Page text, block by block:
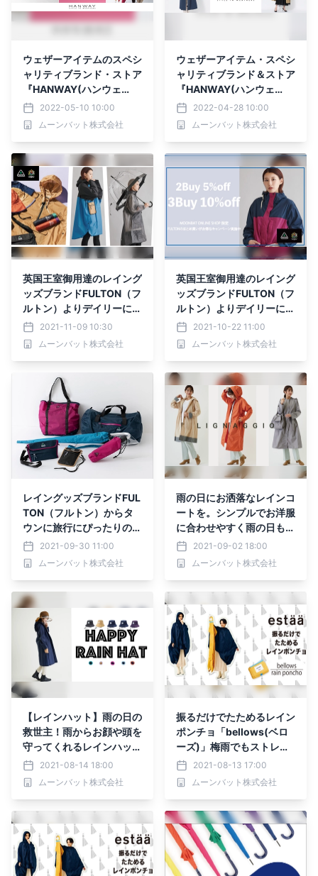
ウェザーアイテムのスペシ
ャリティブランド・ストア
『HANWAY(ハンウェ
イ)』ポップアップストア
開催
2022-05-10 10:00
ムーンバット株式会社
ウェザーアイテム・スペシ
ャリティブランド＆ストア
『HANWAY(ハンウェ
イ)』と老舗コート専業ブ
ランド『SANYOCOAT
（サンヨーコート）』との
2022-04-28 10:00
ムーンバット株式会社
英国王室御用達のレイング
ッズブランドFULTON（フ
ルトン）よりデイリーにも
アウトドアにも使えるレイ
ングッズアイテムが登場ー
MOONBATー
2021-11-09 10:30
ムーンバット株式会社
英国王室御用達のレイング
ッズブランドFULTON（フ
ルトン）よりデイリーにも
アウトドアにも使えるレイ
ングッズアイテムが登場ー
MOONBATー
2021-10-22 11:00
ムーンバット株式会社
レイングッズブランドFUL
TON（フルトン）からタ
ウンに旅行にぴったりのレ
イングッズがデビュー イ
ベントも開催！【MOONB
AT】
2021-09-30 11:00
ムーンバット株式会社
雨の日にお洒落なレインコ
ートを。シンプルでお洋服
に合わせやすく雨の日も楽
しむレインコート。＝M
OONBAT＝
2021-09-02 18:00
ムーンバット株式会社
【レインハット】雨の日の
救世主！雨からお顔や頭を
守ってくれるレインハット
は、梅雨のオススメアイテ
ム。
2021-08-14 18:00
ムーンバット株式会社
振るだけでたためるレイン
ポンチョ「bellows(ベロ
ーズ)」梅雨でもストレス
フリー-MOONBAT-
2021-08-13 17:00
ムーンバット株式会社